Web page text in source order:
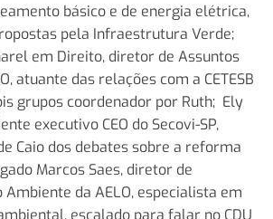
básico e de energia elétrica,
pela Infraestrutura Verde;
em Direito, diretor de Assuntos
atuante das relações com a CETESB
grupos coordenador por Ruth; Ely
executivo CEO do Secovi-SP,
Caio dos debates sobre a reforma
Marcos Saes, diretor de
Ambiente da AELO, especialista em
escalado para falar no CDU